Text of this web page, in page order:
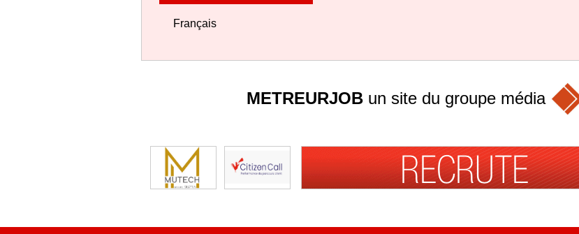
Français
METREURJOB un site du groupe média